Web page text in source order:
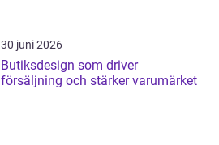
30 juni 2026
Butiksdesign som driver
försäljning och stärker varumärket